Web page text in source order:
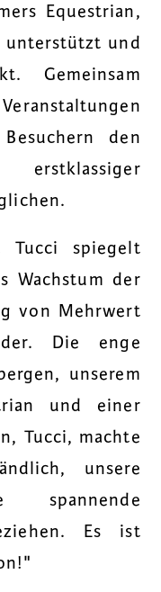
Equestrian,
unterstützt und
Gemeinsam
den
Tucci spiegelt
Wachstum der
von Mehrwert
Die enge
unserem
und einer
Tucci, machte
unsere
Es ist
"